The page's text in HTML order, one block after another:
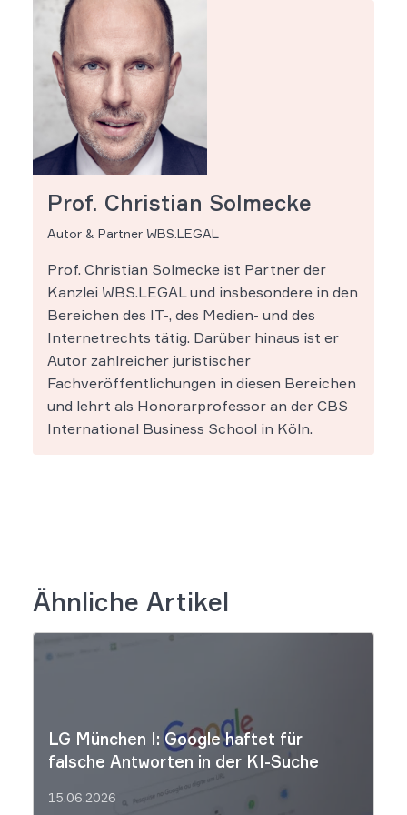
Prof. Christian Solmecke
Autor & Partner WBS.LEGAL
Prof. Christian Solmecke ist Partner der
Kanzlei WBS.LEGAL und insbesondere in den
Bereichen des IT-, des Medien- und des
Internetrechts tätig. Darüber hinaus ist er
Autor zahlreicher juristischer
Fachveröffentlichungen in diesen Bereichen
und lehrt als Honorarprofessor an der CBS
International Business School in Köln.
Ähnliche Artikel
LG München I: Google haftet für
falsche Antworten in der KI-Suche
15.06.2026